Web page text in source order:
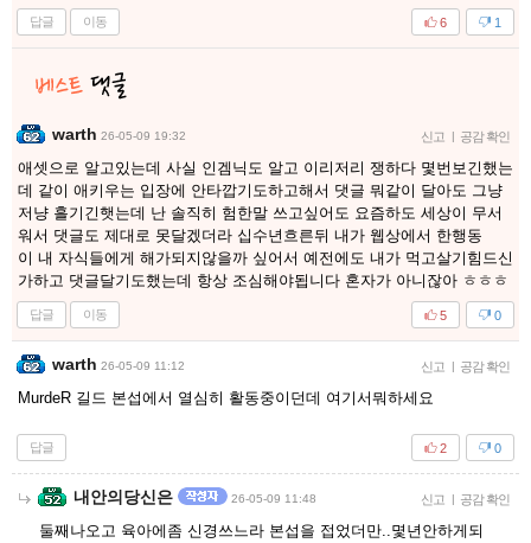
답글 이동 1
6
warth 26-05-09 19:32 신고 | 공감 확인
애셋으로 알고있는데 사실 인겜닉도 알고 이리저리 쟁하다 몇번보긴했는
데 같이 애키우는 입장에 안타깝기도하고해서 댓글 뭐같이 달아도 그냥
저냥 흘기긴햇는데 난 솔직히 험한말 쓰고싶어도 요즘하도 세상이 무서
워서 댓글도 제대로 못달겠더라 십수년흐른뒤 내가 웹상에서 한행동
이 내 자식들에게 해가되지않을까 싶어서 예전에도 내가 먹고살기힘드신
가하고 댓글달기도했는데 항상 조심해야됩니다 혼자가 아니잖아 ㅎㅎㅎ
답글 이동 0
5
warth 26-05-09 11:12 신고 | 공감 확인
MurdeR 길드 본섭에서 열심히 활동중이던데 여기서뭐하세요
답글 0
2
내안의당신은 26-05-09 11:48 신고 | 공감 확인
둘째나오고 육아에좀 신경쓰느라 본섭을 접었더만..몇년안하게되